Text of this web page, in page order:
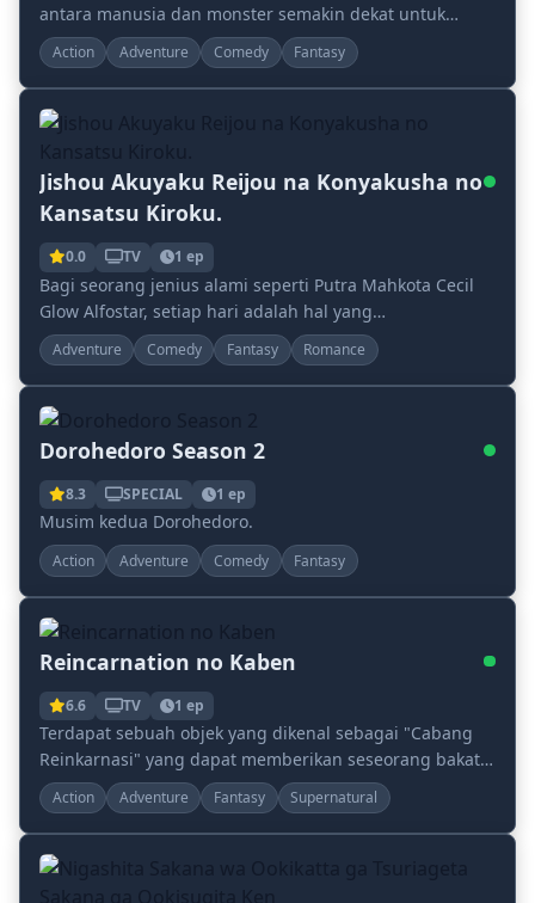
antara manusia dan monster semakin dekat untuk
terwujud. Saat Tempest terus berkembang, Granville R...
Action Adventure Comedy Fantasy
Jishou Akuyaku Reijou na Konyakusha no
Kansatsu Kiroku.
0.0 TV 1 ep
Bagi seorang jenius alami seperti Putra Mahkota Cecil
Glow Alfostar, setiap hari adalah hal yang
membosankan. Pengetahuan dan keterampilan datang
terl...
Adventure Comedy Fantasy Romance
Dorohedoro Season 2
8.3 SPECIAL 1 ep
Musim kedua Dorohedoro.
Action Adventure Comedy Fantasy
Reincarnation no Kaben
6.6 TV 1 ep
Terdapat sebuah objek yang dikenal sebagai "Cabang
Reinkarnasi" yang dapat memberikan seseorang bakat
dari kehidupan lampau, asalkan mereka menggorok...
Action Adventure Fantasy Supernatural